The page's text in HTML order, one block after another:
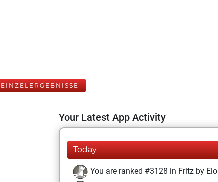
EINZELERGEBNISSE
Your Latest App Activity
Today
You are ranked #3128 in Fritz by Elo